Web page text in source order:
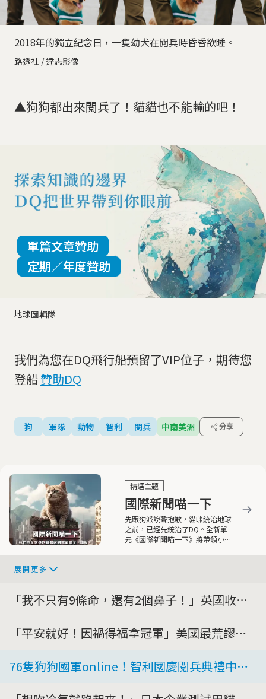
2018年的獨立紀念日，一隻幼犬在閱兵時昏昏欲睡。
路透社 / 達志影像
▲狗狗都出來閱兵了！貓貓也不能輸的吧！
地球圖輯隊
單篇文章贊助
定期／年度贊助
我們為您在DQ飛行船預留了VIP位子，期待您
登船贊助DQ
狗 軍隊 動物 智利 閱兵 中南美洲 分享
精選主題
國際新聞喵一下
先跟狗派說聲抱歉，貓咪統治地球
之前，已經先統治了DQ。全新單
元《國際新聞喵一下》將帶領小隊
展開更多
「我不只有9條命，還有2個鼻子！」英國收養
中心出現稀有貓咪
「平安就好！因禍得福拿冠軍」美國最荒謬寵
物保險理賠大賽
76隻狗狗國軍online！智利國慶閱兵典禮中的
「毛士兵」